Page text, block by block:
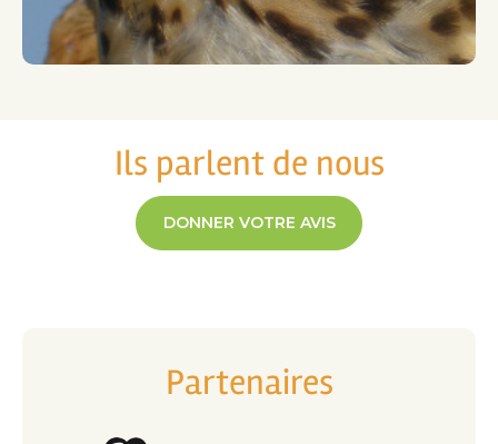
Ils parlent de nous
DONNER VOTRE AVIS
Partenaires